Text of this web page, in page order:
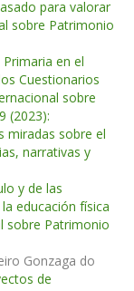
para valorar
sobre Patrimonio
Primaria en el
Cuestionarios
sobre
(2023):
miradas sobre el
narrativas y
y de las
educación física
sobre Patrimonio
Gonzaga do
de